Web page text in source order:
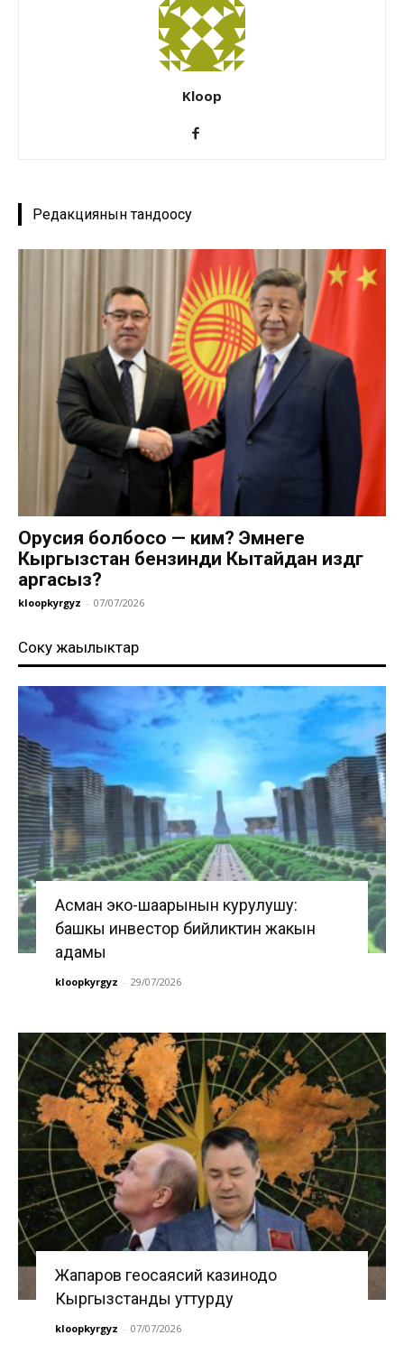
Kloop
Редакциянын тандоосу
Орусия болбосо — ким? Эмнеге
Кыргызстан бензинди Кытайдан издөөгө
аргасыз?
kloopkyrgyz - 07/07/2026
Соңку жаңылыктар
Асман эко-шаарынын курулушу:
башкы инвестор бийликтин жакын
адамы
kloopkyrgyz - 29/07/2026
Жапаров геосаясий казинодо
Кыргызстанды уттурду
kloopkyrgyz - 07/07/2026